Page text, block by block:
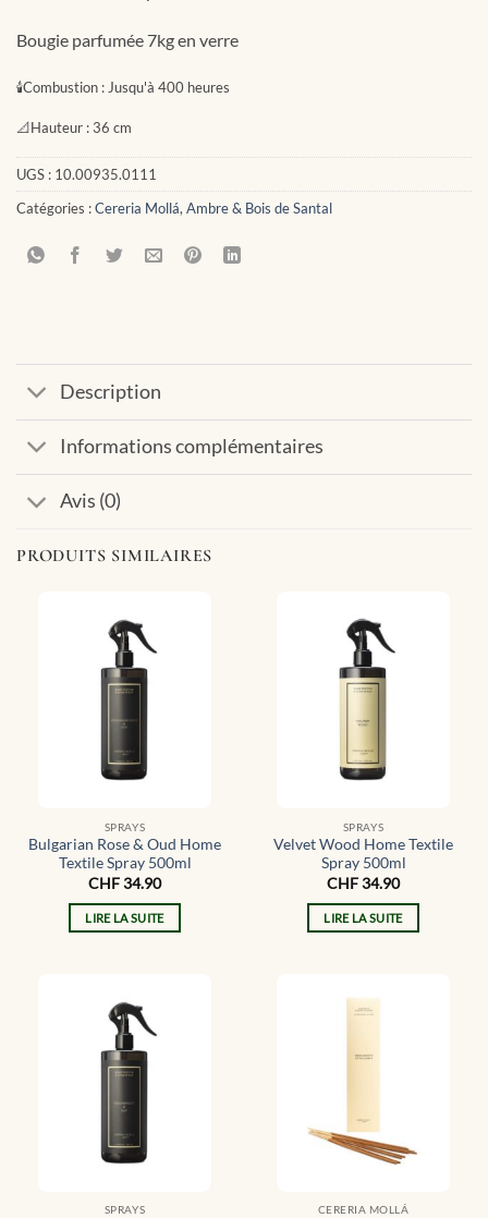
Bougie parfumée 7kg en verre
🕯Combustion :Jusqu'à 400 heures
📐Hauteur :36 cm
UGS : 10.00935.0111
Catégories :Cereria Mollá, Ambre & Bois de Santal
Description
Informations complémentaires
Avis (0)
PRODUITS SIMILAIRES
SPRAYS
Bulgarian Rose & Oud Home
Textile Spray 500ml
CHF34.90
LIRE LA SUITE
SPRAYS
Velvet Wood Home Textile
Spray 500ml
CHF34.90
LIRE LA SUITE
SPRAYS CERERIA MOLLÁ